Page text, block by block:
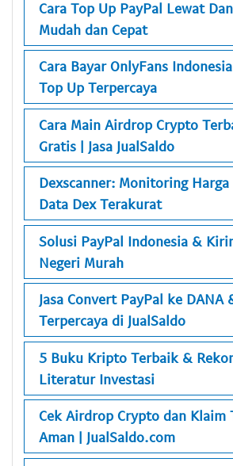
Cara Top Up PayPal Lewat
Mudah dan Cepat
Cara Bayar OnlyFans Indonesia
Top Up Terpercaya
Cara Main Airdrop Crypto
Gratis | Jasa JualSaldo
Dexscanner: Monitoring
Data Dex Terakurat
Solusi PayPal Indonesia &
Negeri Murah
Jasa Convert PayPal ke DANA
Terpercaya di JualSaldo
5 Buku Kripto Terbaik &
Literatur Investasi
Cek Airdrop Crypto dan Klaim
Aman | JualSaldo.com